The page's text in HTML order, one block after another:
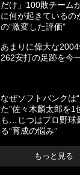
だけ」100敗チーム
に何が起きているの
の“激変した評価”
あまりに偉大な2004
262安打の足跡を今
なぜソフトバンクは
た”佐々木麟太郎を1
も…じつはプロ野球
る“育成の悩み”
もっと見る